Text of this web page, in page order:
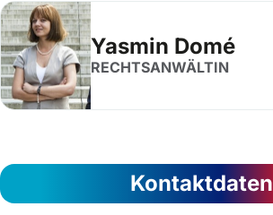
Yasmin Domé
RECHTSANWÄLTIN
Kontaktdaten